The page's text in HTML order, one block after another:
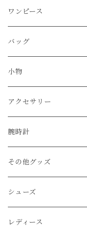
JIL SANDER
BURBERRY
CELINE
BALENCIAGA
FENDI
LOUIS VUITTON
Vivienne Westwood
LOEWE
ワンピース
バッグ
ショルダーバッグ
ハンド/トートバッグ
リュック
その他のバッグ
小物
帽子
ベルト
財布
キーケース
ポーチ
アクセサリー
ネックレス
ブレスレット
リング
その他のアクセサリー
腕時計
その他グッズ
シューズ
レディース